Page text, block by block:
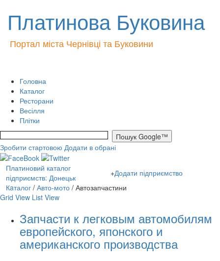
Платинова Буковина
Портал міста Чернівці та Буковини
Головна
Каталог
Ресторани
Весілля
Плітки
Зробити стартовою Додати в обрані
Платиновий каталог
підприємств: Донецьк
+Додати підприємство
Кaталог/ Авто-мото/ Автозапчастини
Grid View List View
Запчасти к легковым автомобилям
европейского, японского и
американского производства